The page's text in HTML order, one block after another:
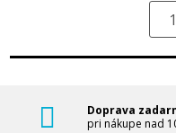
Doprava
pri nákupe nad